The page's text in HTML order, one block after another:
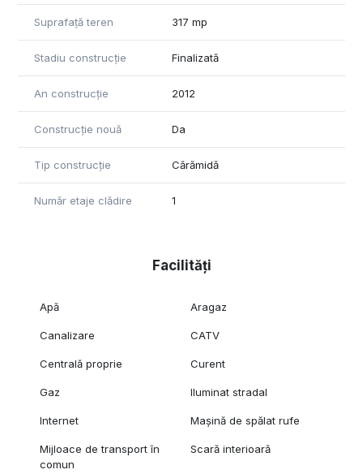
Suprafață teren 317 mp
Stadiu construcție Finalizată
An construcție 2012
Construcție nouă Da
Tip construcție Cărămidă
Număr etaje clădire 1
Facilități
Apă Aragaz
Canalizare CATV
Centrală proprie Curent
Gaz Iluminat stradal
Internet Mașină de spălat rufe
Mijloace de transport în
comun
Scară interioară